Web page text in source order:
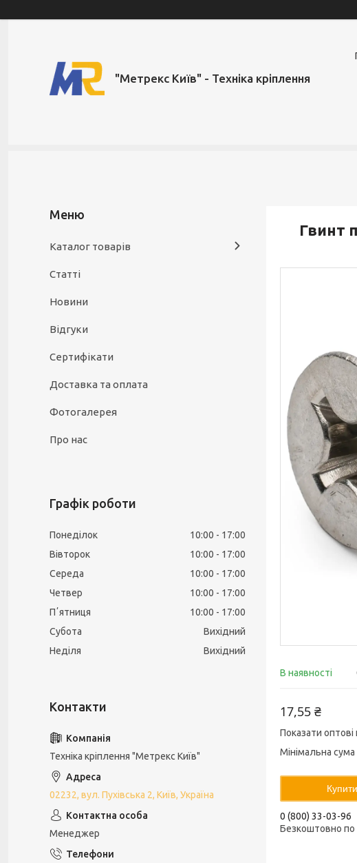
"Метрекс Київ" - Техніка кріплення
Гвинт
В наявності
17,55 ₴
Показати оптові
Мінімальна
Купити
0 (800) 33-03-96
Безкоштовно по
Каталог товарів
Статті
Новини
Відгуки
Сертифікати
Доставка та оплата
Фотогалерея
Про нас
Графік роботи
Понеділок 10:00
17:00
Вівторок
10:00
17:00
Середа
10:00
17:00
Четвер
10:00
17:00
Пʼятниця
10:00
17:00
Субота
Вихідний
Неділя
Вихідний
Техніка кріплення "Метрекс Київ"
02232, вул. Пухівська 2, Київ, Україна
Менеджер